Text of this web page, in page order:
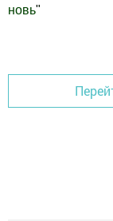
новь"